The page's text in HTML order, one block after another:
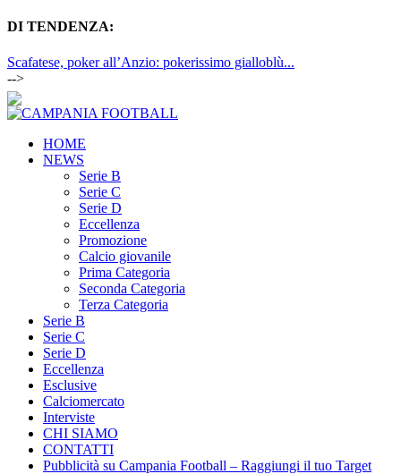
DI TENDENZA:
Scafatese, poker all’Anzio: pokerissimo gialloblù...
-->
HOME
NEWS
Serie B
Serie C
Serie D
Eccellenza
Promozione
Calcio giovanile
Prima Categoria
Seconda Categoria
Terza Categoria
Serie B
Serie C
Serie D
Eccellenza
Esclusive
Calciomercato
Interviste
CHI SIAMO
CONTATTI
Pubblicità su Campania Football – Raggiungi il tuo Target